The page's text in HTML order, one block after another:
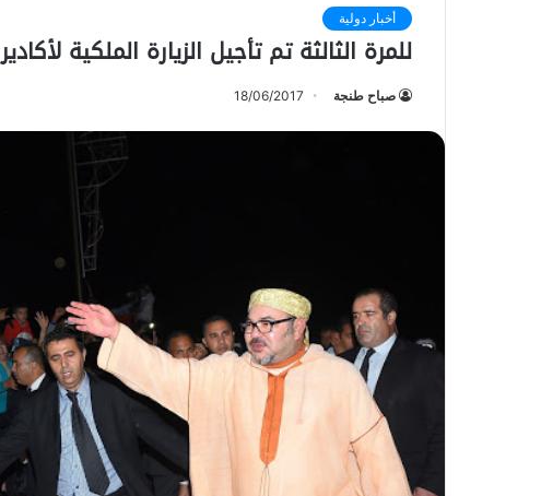
أخبار دولية
للمرة الثالثة تم تأجيل الزيارة الملكية لأكادير
صباح طنجة 18/06/2017